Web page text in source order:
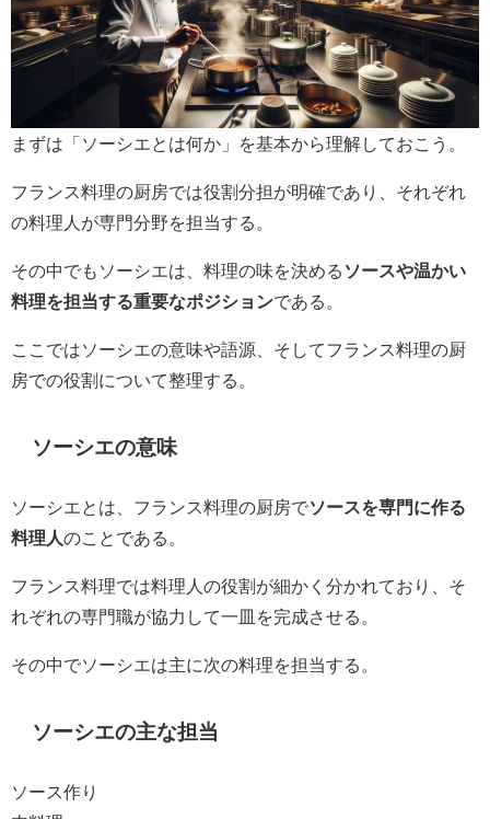
まずは「ソーシエとは何か」を基本から理解しておこう。
フランス料理の厨房では役割分担が明確であり、それぞれ
の料理人が専門分野を担当する。
その中でもソーシエは、料理の味を決める ソースや温かい
料理を担当する重要なポジションである。
ここではソーシエの意味や語源、そしてフランス料理の厨
房での役割について整理する。
ソーシエの意味
ソーシエとは、フランス料理の厨房でソースを専門に作る
料理人のことである。
フランス料理では料理人の役割が細かく分かれており、そ
れぞれの専門職が協力して一皿を完成させる。
その中でソーシエは主に次の料理を担当する。
ソーシエの主な担当
ソース作り